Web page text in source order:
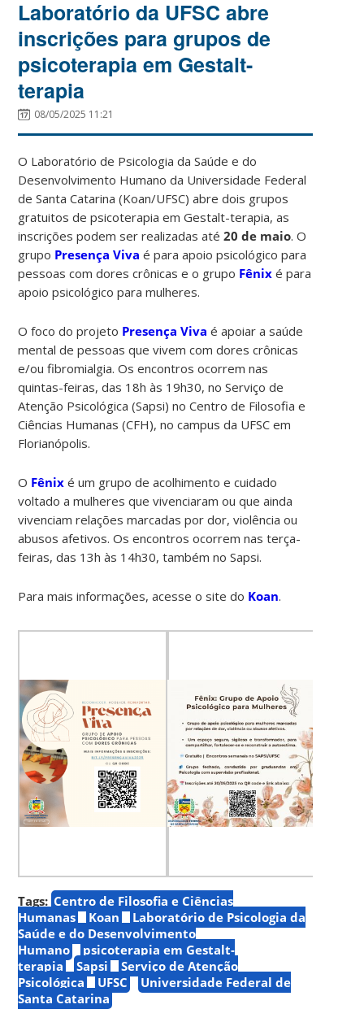
Laboratório da UFSC abre
inscrições para grupos de
psicoterapia em Gestalt-
terapia
08/05/2025 11:21
O Laboratório de Psicologia da Saúde e do
Desenvolvimento Humano da Universidade Federal
de Santa Catarina (Koan/UFSC) abre dois grupos
gratuitos de psicoterapia em Gestalt-terapia, as
inscrições podem ser realizadas até20 de maio. O
grupo Presença Viva é para apoio psicológico para
pessoas com dores crônicas e o grupo Fênix é para
apoio psicológico para mulheres.
O foco do projeto Presença Viva é apoiar a saúde
mental de pessoas que vivem com dores crônicas
e/ou fibromialgia. Os encontros ocorrem nas
quintas-feiras, das 18h às 19h30, noServiço de
Atenção Psicológica (Sapsi) no Centro de Filosofia e
Ciências Humanas (CFH), no campus da UFSC em
Florianópolis.
O Fênix é um grupo de acolhimento e cuidado
voltado a mulheres que vivenciaram ou que ainda
vivenciam relações marcadas por dor, violência ou
abusos afetivos. Os encontros ocorrem nas terça-
feiras, das 13h às 14h30, também no Sapsi.
Para mais informações, acesse o site do Koan.
Tags: Centro de Filosofia e Ciências
Humanas
Koan
Laboratório de Psicologia da
Saúde e do Desenvolvimento
Humano
psicoterapia em Gestalt-
terapia
Sapsi
Serviço de Atenção
Psicológica
UFSC
Universidade Federal de
Santa Catarina